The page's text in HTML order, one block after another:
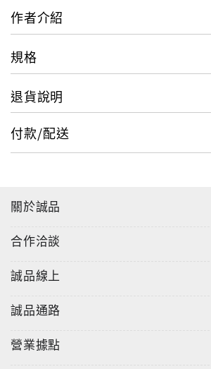
が陳腐化するこれからの時代に不可欠
ンスとマウンティングリテラシーが身
マインドフルネス、ファクトフルネ
作者介紹
規格
退貨說明
付款/配送
關於誠品
合作洽談
誠品線上
誠品通路
營業據點